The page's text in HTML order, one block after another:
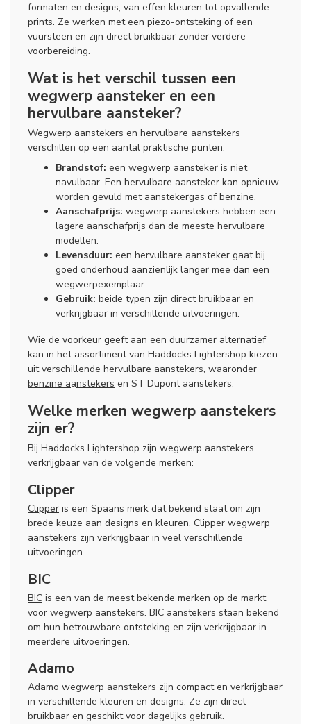
formaten en designs, van effen kleuren tot opvallende
prints. Ze werken met een piezo-ontsteking of een
vuursteen en zijn direct bruikbaar zonder verdere
voorbereiding.
Wat is het verschil tussen een
wegwerp aansteker en een
hervulbare aansteker?
Wegwerp aanstekers en hervulbare aanstekers
verschillen op een aantal praktische punten:
Brandstof: een wegwerp aansteker is niet
navulbaar. Een hervulbare aansteker kan opnieuw
worden gevuld met aanstekergas of benzine.
Aanschafprijs: wegwerp aanstekers hebben een
lagere aanschafprijs dan de meeste hervulbare
modellen.
Levensduur: een hervulbare aansteker gaat bij
goed onderhoud aanzienlijk langer mee dan een
wegwerpexemplaar.
Gebruik: beide typen zijn direct bruikbaar en
verkrijgbaar in verschillende uitvoeringen.
Wie de voorkeur geeft aan een duurzamer alternatief
kan in het assortiment van Haddocks Lightershop kiezen
uit verschillende hervulbare aanstekers, waaronder
benzine aanstekers en ST Dupont aanstekers.
Welke merken wegwerp aanstekers
zijn er?
Bij Haddocks Lightershop zijn wegwerp aanstekers
verkrijgbaar van de volgende merken:
Clipper
Clipper is een Spaans merk dat bekend staat om zijn
brede keuze aan designs en kleuren. Clipper wegwerp
aanstekers zijn verkrijgbaar in veel verschillende
uitvoeringen.
BIC
BIC is een van de meest bekende merken op de markt
voor wegwerp aanstekers. BIC aanstekers staan bekend
om hun betrouwbare ontsteking en zijn verkrijgbaar in
meerdere uitvoeringen.
Adamo
Adamo wegwerp aanstekers zijn compact en verkrijgbaar
in verschillende kleuren en designs. Ze zijn direct
bruikbaar en geschikt voor dagelijks gebruik.